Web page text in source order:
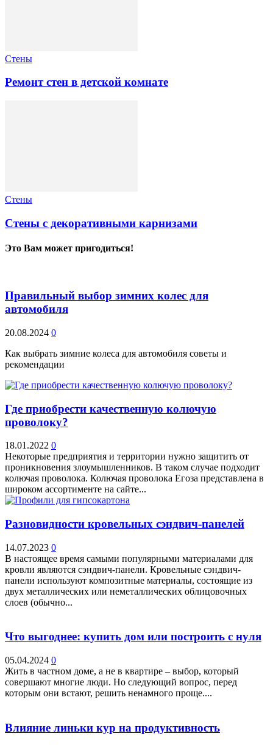
Стены
Ремонт стен в детской комнате
Стены
Стены с декоративными карнизами
Это Вам может пригодиться!
Правильный выбор зимних колес для
автомобиля
20.08.2024 0
Как выбрать зимние колеса для автомобиля советы и
рекомендации
Где приобрести качественную колючую
проволоку?
18.01.2022 0
Некоторые предприятия и территории нужно защитить от
проникновения злоумышленников. В таком случае подходит
колючая проволока. Колючая проволока Егоза представлена в
широком ассортименте на сайте...
Разновидности кровельных сэндвич-панелей
14.07.2023 0
В настоящее время самыми популярными материалами для
кровли являются сэндвич-панели. Кровельные сэндвич-
панели используют композитные материалы, состоящие из
двух металлических или неметаллических облицовочных
слоев (обычно...
Что выгоднее: купить дом или построить с нуля
05.04.2024 0
Жить в частном доме, а не в квартире – выбор, который
совершают многие люди. Но следующий вопрос, перед
которым они встают, решить ненамного проще....
Влияние линьки кур на продуктивность